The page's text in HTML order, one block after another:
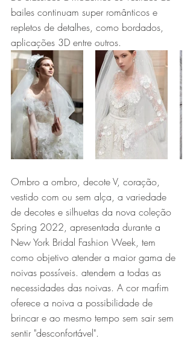
bailes continuam super românticos e
repletos de detalhes, como bordados,
aplicações 3D entre outros.
Ombro a ombro, decote V, coração,
vestido com ou sem alça, a variedade
de decotes e silhuetas da nova coleção
Spring 2022, apresentada durante a
New York Bridal Fashion Week, tem
como objetivo atender a maior gama de
noivas possíveis. atendem a todas as
necessidades das noivas. A cor marfim
oferece a noiva a possibilidade de
brincar e ao mesmo tempo sem sair sem
sentir "desconfortável".